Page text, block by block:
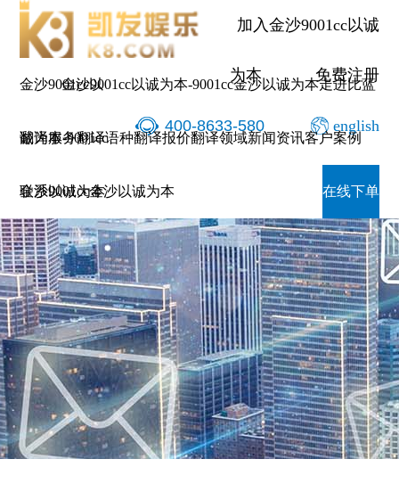
加入金沙9001cc以诚
为本 免费注册
400-8633-580 english
金沙9001cc以
诚为本-9001cc
金沙以诚为本
金沙9001cc以诚为本-9001cc金沙以诚为本走进比蓝
翻译服务翻译语种翻译报价翻译领域新闻资讯客户案例
联系9001cc金沙以诚为本 在线下单